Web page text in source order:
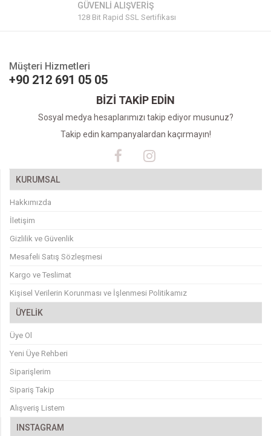
GÜVENLİ ALIŞVERİŞ
128 Bit Rapid SSL Sertifikası
Müşteri Hizmetleri
+90 212 691 05 05
BİZİ TAKİP EDİN
Sosyal medya hesaplarımızı takip ediyor musunuz?
Takip edin kampanyalardan kaçırmayın!
KURUMSAL
Hakkımızda
İletişim
Gizlilik ve Güvenlik
Mesafeli Satış Sözleşmesi
Kargo ve Teslimat
Kişisel Verilerin Korunması ve İşlenmesi Politikamız
ÜYELİK
Üye Ol
Yeni Üye Rehberi
Siparişlerim
Sipariş Takip
Alışveriş Listem
INSTAGRAM